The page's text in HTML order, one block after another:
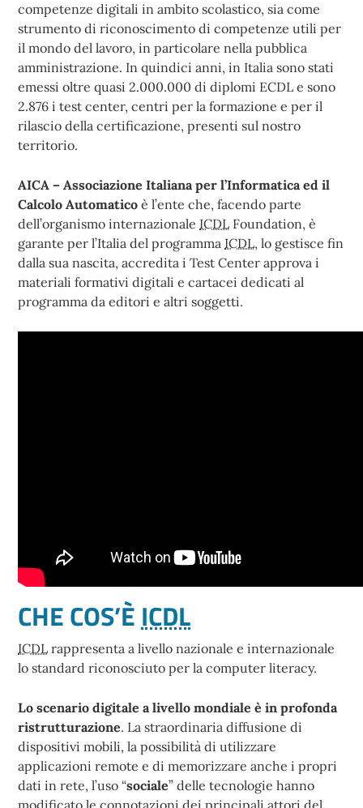
competenze digitali in ambito scolastico, sia come
strumento di riconoscimento di competenze utili per
il mondo del lavoro, in particolare nella pubblica
amministrazione. In quindici anni, in Italia sono stati
emessi oltre quasi 2.000.000 di diplomi ECDL e sono
2.876 i test center, centri per la formazione e per il
rilascio della certificazione, presenti sul nostro
territorio.
AICA – Associazione Italiana per l’Informatica ed il
Calcolo Automatico è l’ente che, facendo parte
dell’organismo internazionale ICDL Foundation, è
garante per l’Italia del programma ICDL, lo gestisce fin
dalla sua nascita, accredita i Test Center approva i
materiali formativi digitali e cartacei dedicati al
programma da editori e altri soggetti.
CHE COS’È ICDL
ICDL rappresenta a livello nazionale e internazionale
lo standard riconosciuto per la computer literacy.
Lo scenario digitale a livello mondiale è in profonda
ristrutturazione. La straordinaria diffusione di
dispositivi mobili, la possibilità di utilizzare
applicazioni remote e di memorizzare anche i propri
dati in rete, l’uso “sociale” delle tecnologie hanno
modificato le connotazioni dei principali attori del